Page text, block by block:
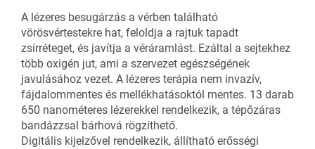
A lézeres besugárzás a vérben található
vörösvértestekre hat, feloldja a rajtuk tapadt
zsírréteget, és javítja a véráramlást. Ezáltal a sejtekhez
több oxigén jut, ami a szervezet egészségének
javulásához vezet. A lézeres terápia nem invazív,
fájdalommentes és mellékhatásoktól mentes. 13 darab
650 nanométeres lézerekkel rendelkezik, a tépőzáras
bandázzsal bárhová rögzíthető.
Digitális kijelzővel rendelkezik, állítható erősségi